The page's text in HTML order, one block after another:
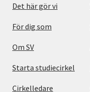
Det här gör vi
För dig som
Om SV
Starta studiecirkel
Cirkelledare